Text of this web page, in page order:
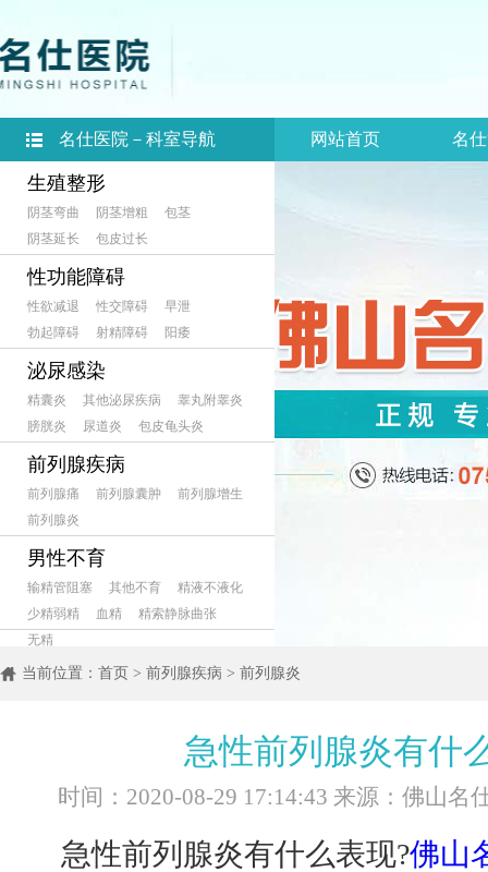
生殖整形
阴茎弯曲 阴茎增粗
包茎
阴茎延长
包皮过长
性功能障碍
性欲减退 性交障碍
早泄
勃起障碍
射精障碍 阳痿
泌尿感染
精囊炎 其他泌尿疾病
睾丸附睾炎
膀胱炎
尿道炎 包皮龟头炎
前列腺疾病
前列腺痛 前列腺囊肿
前列腺增生
前列腺炎
男性不育
输精管阻塞 其他不育
精液不液化
少精弱精
血精
精索静脉曲张
无精
名仕医院－科室导航 网站首页 名
当前位置： 首页 > 前列腺疾病 > 前列腺炎
急性前列腺炎有什
时间：2020-08-29 17:14:43 来源：佛山名
急性前列腺炎有什么表现?佛山